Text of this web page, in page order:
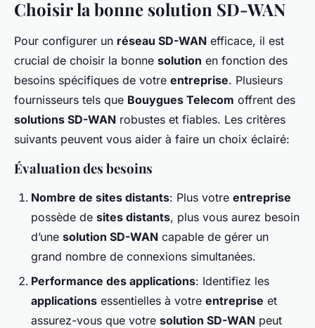
Choisir la bonne solution SD-WAN
Pour configurer un réseau SD-WAN efficace, il est
crucial de choisir la bonne solution en fonction des
besoins spécifiques de votre entreprise. Plusieurs
fournisseurs tels que Bouygues Telecom offrent des
solutions SD-WAN robustes et fiables. Les critères
suivants peuvent vous aider à faire un choix éclairé:
Évaluation des besoins
Nombre de sites distants: Plus votre entreprise
possède de sites distants, plus vous aurez besoin
d’une solution SD-WAN capable de gérer un
grand nombre de connexions simultanées.
Performance des applications: Identifiez les
applications essentielles à votre entreprise et
assurez-vous que votre solution SD-WAN peut